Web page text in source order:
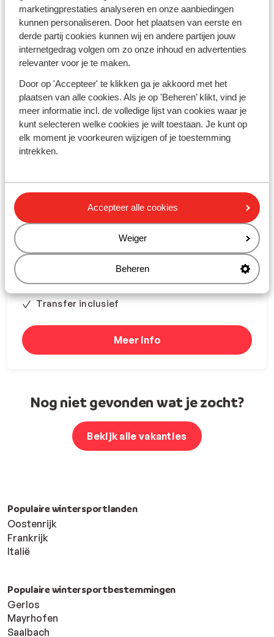
marketingprestaties analyseren en onze aanbiedingen
kunnen personaliseren. Door het plaatsen van eerste en
derde partij cookies kunnen wij en andere partijen jouw
internetgedrag volgen om zo onze inhoud en advertenties
relevanter voor je te maken.
Door op 'Accepteer' te klikken ga je akkoord met het
plaatsen van alle cookies. Als je op 'Beheren’ klikt, vind je
meer informatie incl. de volledige lijst van cookies waar je
kunt selecteren welke cookies je wilt toestaan. Je kunt op
elk moment je voorkeuren wijzigen of je toestemming
intrekken.
Accepteer alle cookies
Weiger
Beheren
Meer info
Met het vliegtuig
Extra snel op de piste
Ideaal voor Mini Ski
Transfer inclusief
Meer info
Nog niet gevonden wat je zocht?
Bekijk alle vakanties
Populaire wintersportlanden
Oostenrijk
Frankrijk
Italië
Populaire wintersportbestemmingen
Gerlos
Mayrhofen
Saalbach